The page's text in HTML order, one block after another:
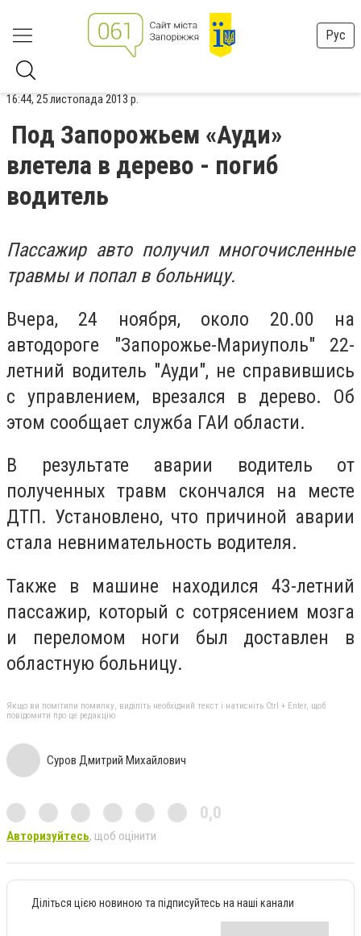
Рус
16:44, 25 листопада 2013 р.
Под Запорожьем «Ауди»
влетела в дерево - погиб
водитель
Пассажир авто получил многочисленные
травмы и попал в больницу.
Вчера, 24 ноября, около 20.00 на
автодороге "Запорожье-Мариуполь" 22-
летний водитель "Ауди", не справившись
с управлением, врезался в дерево. Об
этом сообщает служба ГАИ области.
В результате аварии водитель от
полученных травм скончался на месте
ДТП. Установлено, что причиной аварии
стала невнимательность водителя.
Также в машине находился 43-летний
пассажир, который с сотрясением мозга
и переломом ноги был доставлен в
областную больницу.
Якщо ви помітили помилку, виділіть необхідний текст і натисніть Ctrl + Enter, щоб
повідомити про це редакцію
Суров Дмитрий Михайлович
0,0
Авторизуйтесь, щоб оцінити
Діліться цією новиною та підписуйтесь на наші канали